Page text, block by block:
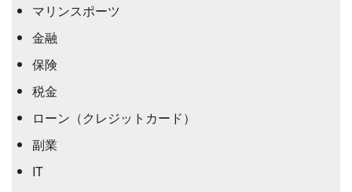
マリンスポーツ
金融
保険
税金
ローン（クレジットカード）
副業
IT